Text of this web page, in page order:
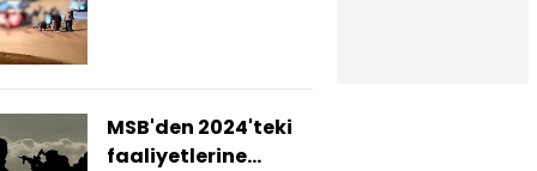
MSB'den 2024'teki
faaliyetlerine